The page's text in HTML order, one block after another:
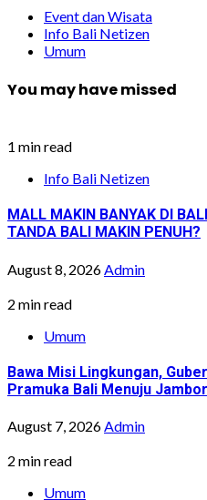
Event dan Wisata
Info Bali Netizen
Umum
You may have missed
1 min read
Info Bali Netizen
MALL MAKIN BANYAK DI
TANDA BALI MAKIN PENUH?
August 8, 2026 Admin
2 min read
Umum
Bawa Misi Lingkungan,
Pramuka Bali Menuju
August 7, 2026Admin
2 min read
Umum